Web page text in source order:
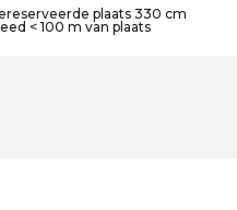
plaats 330 cm
< 100 m van plaats